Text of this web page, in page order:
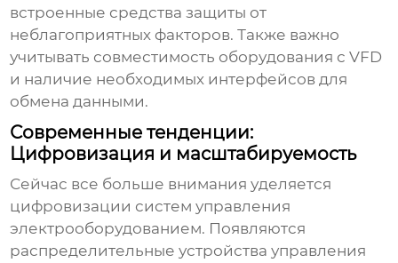
встроенные средства защиты от
неблагоприятных факторов. Также важно
учитывать совместимость оборудования сVFD
и наличие необходимых интерфейсов для
обмена данными.
Современные тенденции:
Цифровизация и масштабируемость
Сейчас все больше внимания уделяется
цифровизации систем управления
электрооборудованием. Появляются
распределительные устройства управления